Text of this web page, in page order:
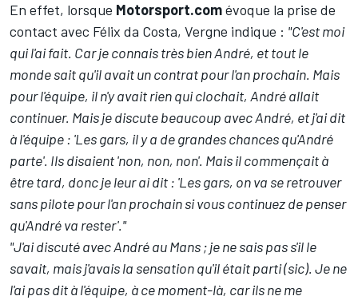
En effet, lorsque Motorsport.comévoque la prise de
contact avec Félix da Costa, Vergne indique : "C'est moi
qui l'ai fait. Car je connais très bien André, et tout le
monde sait qu'il avait un contrat pour l'an prochain. Mais
pour l'équipe, il n'y avait rien qui clochait, André allait
continuer. Mais je discute beaucoup avec André, et j'ai dit
à l'équipe : 'Les gars, il y a de grandes chances qu'André
parte'. Ils disaient 'non, non, non'. Mais il commençait à
être tard, donc je leur ai dit : 'Les gars, on va se retrouver
sans pilote pour l'an prochain si vous continuez de penser
qu'André va rester'."
"J'ai discuté avec André au Mans ; je ne sais pas s'il le
savait, mais j'avais la sensation qu'il était parti (sic). Je ne
l'ai pas dit à l'équipe, à ce moment-là, car ils ne me